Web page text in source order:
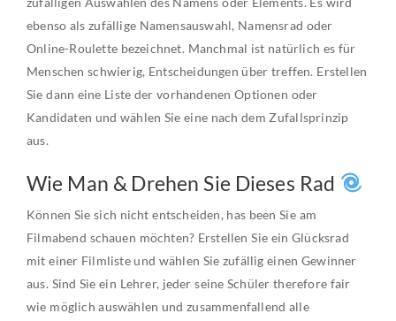
ebenso als zufällige Namensauswahl, Namensrad oder
Online-Roulette bezeichnet. Manchmal ist natürlich es für
Menschen schwierig, Entscheidungen über treffen. Erstellen
Sie dann eine Liste der vorhandenen Optionen oder
Kandidaten und wählen Sie eine nach dem Zufallsprinzip
aus.
Wie Man & Drehen Sie Dieses Rad
Können Sie sich nicht entscheiden, has been Sie am
Filmabend schauen möchten? Erstellen Sie ein Glücksrad
mit einer Filmliste und wählen Sie zufällig einen Gewinner
aus. Sind Sie ein Lehrer, jeder seine Schüler therefore fair
wie möglich auswählen und zusammenfallend alle